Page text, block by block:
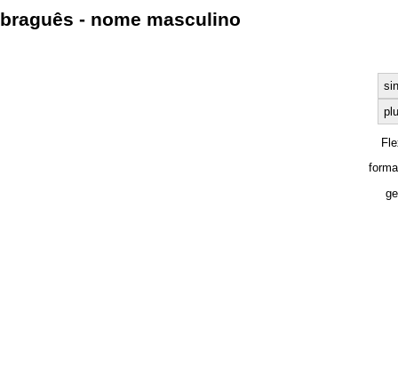
braguês - nome masculino